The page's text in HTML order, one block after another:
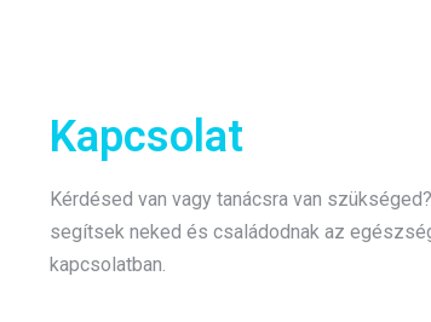
Kapcsolat
Kérdésed van vagy tanácsra van
segítsek neked és családodnak az
kapcsolatban.